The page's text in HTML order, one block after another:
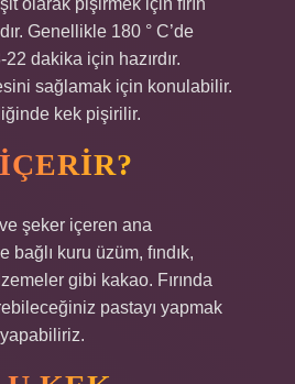
olarak pişirmek için fırın
Genellikle 180 ° C’de
dakika için hazırdır.
sağlamak için konulabilir.
kek pişirilir.
şeker içeren ana
bağlı kuru üzüm, fındık,
gibi kakao. Fırında
pastayı yapmak